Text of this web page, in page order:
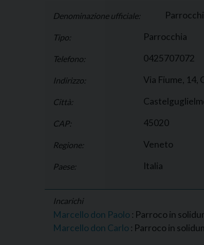
Denominazione ufficiale:
Tipo: Parrocchia
Telefono: 0425707072
Indirizzo: Via Fiume, 14,
Città:
CAP: 45020
Regione: Veneto
Paese: Italia
Incarichi
Marcello don Paolo : Parroco in
Marcello don Carlo : Parroco in